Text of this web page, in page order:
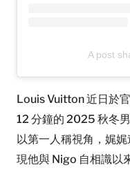
A post
Louis Vuitton 近日於
12 分鐘的 2025 秋冬
以第一人稱視角，娓
現他與 Nigo 自相識以